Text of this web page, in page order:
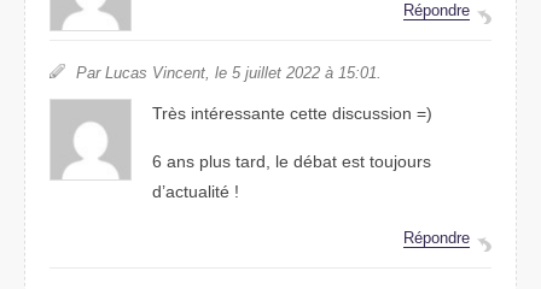
Répondre
Par Lucas Vincent, le 5 juillet 2022 à 15:01.
Très intéressante cette discussion =)
6 ans plus tard, le débat est toujours
d’actualité !
Répondre